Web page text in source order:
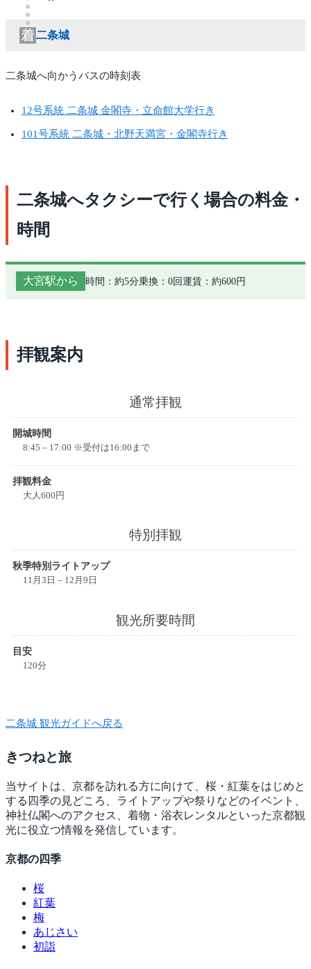
二条城
二条城へ向かうバスの時刻表
12号系統 二条城 金閣寺・立命館大学行き
101号系統 二条城・北野天満宮・金閣寺行き
二条城へタクシーで行く場合の料金・
時間
大宮駅から 時間：約5分乗換：0回 運賃：約600円
拝観案内
通常拝観
開城時間
8:45 – 17:00 ※受付は16:00まで
拝観料金
大人600円
特別拝観
秋季特別ライトアップ
11月3日 – 12月9日
観光所要時間
目安
120分
二条城 観光ガイドへ戻る
きつねと旅
当サイトは、京都を訪れる方に向けて、桜・紅葉をはじめと
する四季の見どころ、ライトアップや祭りなどのイベント、
神社仏閣へのアクセス、着物・浴衣レンタルといった京都観
光に役立つ情報を発信しています。
京都の四季
桜
紅葉
梅
あじさい
初詣